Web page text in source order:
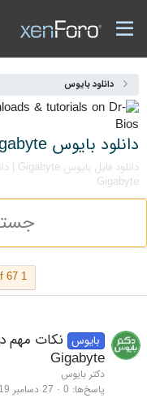
دانلود بایوس
دانلود بایوس Gigabyte
Gigabyte
1 of 67
بایوس نکات مهم
Gigabyte
دکتر بایوس
پاسخ‌ها 0 27 دسامبر 2019